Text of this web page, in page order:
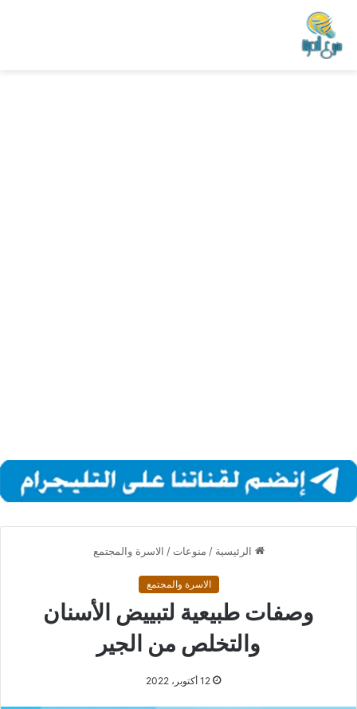
الرئيسية / منوعات / الاسرة والمجتمع
الاسرة والمجتمع
وصفات طبيعية لتبييض الأسنان
والتخلص من الجير
12 أكتوبر، 2022